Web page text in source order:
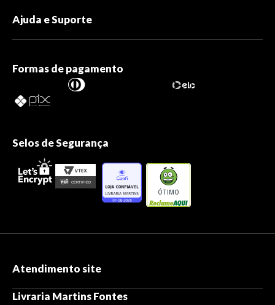
Ajuda e Suporte
Formas de pagamento
Selos de Segurança
ÓTIMO
Atendimento site
Livraria Martins Fontes